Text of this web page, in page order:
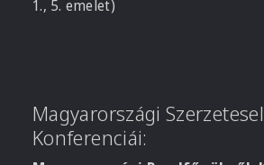
1., 5. emelet)
Magyarországi
Konferenciái: